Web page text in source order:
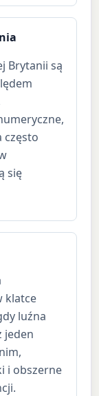
Brytanii są
często
się
klatce
luźna
jeden
i obszerne